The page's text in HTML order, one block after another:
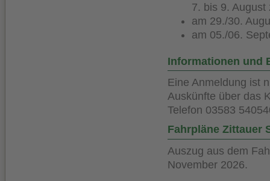
7. bis 9.
am 29./30.
am 05./06.
Informationen und
Eine Anmeldung ist
Auskünfte über das
Telefon 03583
Fahrpläne Zittauer
Auszug aus dem
November 2026.